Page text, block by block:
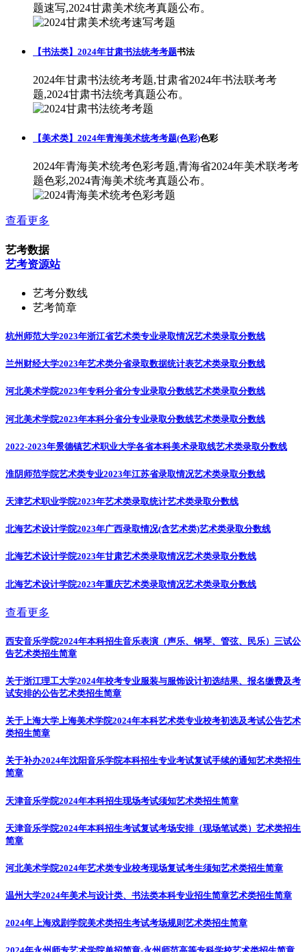
题速写,2024甘肃美术统考真题公布。
【书法类】2024年甘肃书法统考考题书法
2024年甘肃书法统考考题,甘肃省2024年书法联考考
题,2024甘肃书法统考真题公布。
【美术类】2024年青海美术统考考题(色彩)色彩
2024年青海美术统考色彩考题,青海省2024年美术联考考
题色彩,2024青海美术统考真题公布。
查看更多
艺考数据
艺考资源站
艺考分数线
艺考简章
杭州师范大学2023年浙江省艺术类专业录取情况艺术类录取分数线
兰州财经大学2023年艺术类分省录取数据统计表艺术类录取分数线
河北美术学院2023年专科分省分专业录取分数线艺术类录取分数线
河北美术学院2023年本科分省分专业录取分数线艺术类录取分数线
2022-2023年景德镇艺术职业大学各省本科美术录取线艺术类录取分数线
淮阴师范学院艺术类专业2023年江苏省录取情况艺术类录取分数线
天津艺术职业学院2023年艺术类录取统计艺术类录取分数线
北海艺术设计学院2023年广西录取情况(含艺术类)艺术类录取分数线
北海艺术设计学院2023年甘肃艺术类录取情况艺术类录取分数线
北海艺术设计学院2023年重庆艺术类录取情况艺术类录取分数线
查看更多
西安音乐学院2024年本科招生音乐表演（声乐、钢琴、管弦、民乐）三试公
告艺术类招生简章
关于浙江理工大学2024年校考专业服装与服饰设计初选结果、报名缴费及考
试安排的公告艺术类招生简章
关于上海大学上海美术学院2024年本科艺术类专业校考初选及考试公告艺术
类招生简章
关于补办2024年沈阳音乐学院本科招生专业考试复试手续的通知艺术类招生
简章
天津音乐学院2024年本科招生现场考试须知艺术类招生简章
天津音乐学院2024年本科招生考试复试考场安排（现场笔试类） 艺术类招生
简章
河北美术学院2024年艺术类专业校考现场复试考生须知艺术类招生简章
温州大学2024年美术与设计类、书法类本科专业招生简章艺术类招生简章
2024年上海戏剧学院美术类招生考试考场规则艺术类招生简章